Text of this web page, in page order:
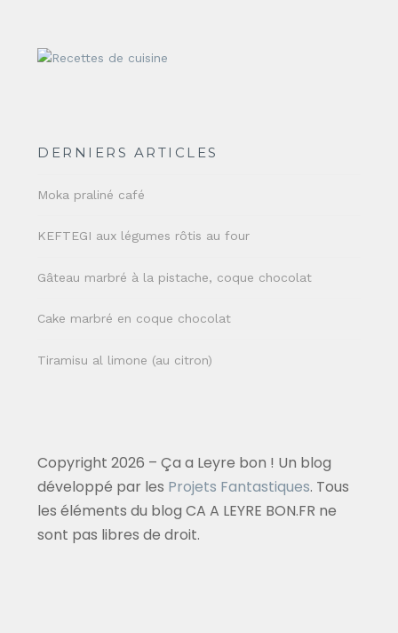
DERNIERS ARTICLES
Moka praliné café
KEFTEGI aux légumes rôtis au four
Gâteau marbré à la pistache, coque chocolat
Cake marbré en coque chocolat
Tiramisu al limone (au citron)
Copyright 2026 – Ça a Leyre bon ! Un blog
développé par les Projets Fantastiques. Tous
les éléments du blog CA A LEYRE BON.FR ne
sont pas libres de droit.